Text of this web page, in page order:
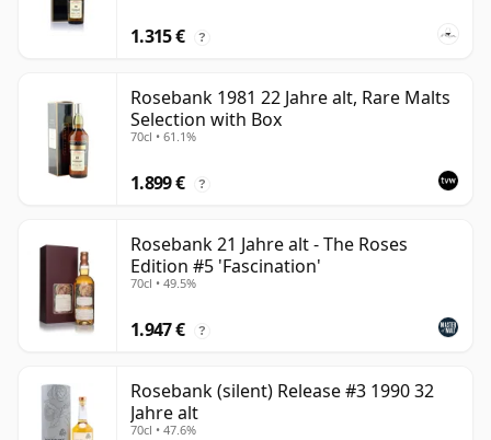
1.315 € ?
Rosebank 1981 22 Jahre alt, Rare Malts
Selection with Box
70cl • 61.1%
1.899 € ?
Rosebank 21 Jahre alt - The Roses
Edition #5 'Fascination'
70cl • 49.5%
1.947 € ?
Rosebank (silent) Release #3 1990 32
Jahre alt
70cl • 47.6%